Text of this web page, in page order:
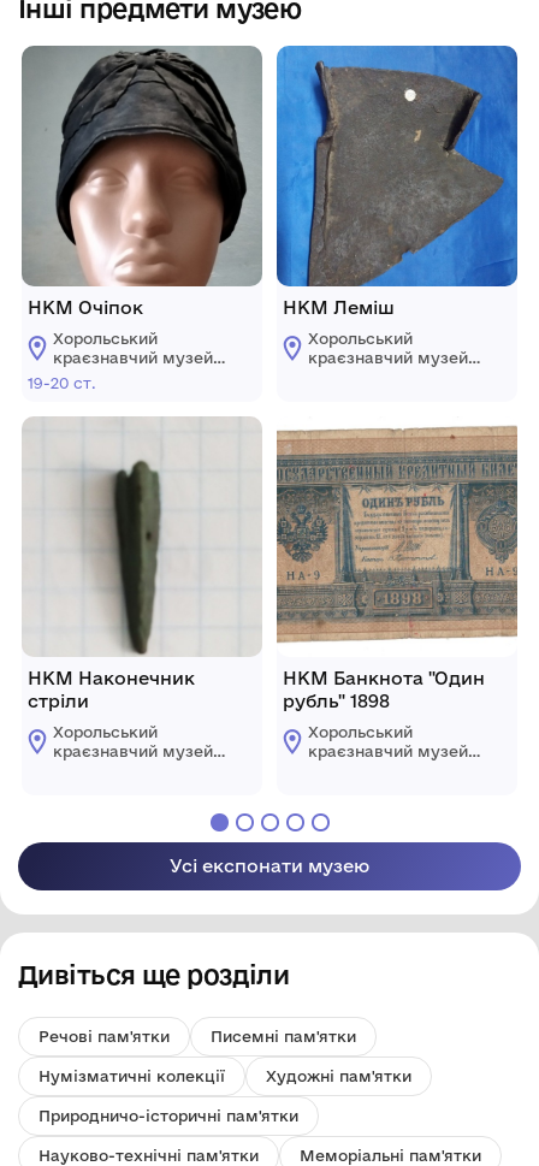
Інші предмети музею
НКМ Очіпок
Хорольський
краєзнавчий музей
Хорольської міської
району Полтавської
19-20 ст.
НКМ Наконечник
стріли
Хорольський
краєзнавчий музей
НКМ Леміш
Хорольський
краєзнавчий музей
області
НКМ Банкнота "Один
рубль" 1898
Хорольський
краєзнавчий музей
області
Усі експонати музею
Дивіться ще розділи
Речові пам'ятки Писемні пам'ятки
Нумізматичні колекції Художні пам'ятки
Природничо-історичні пам'ятки
Науково-технічні пам'ятки Меморіальні пам'ятки